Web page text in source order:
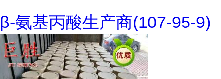
β-氨基丙酸生产商(107-95-9)